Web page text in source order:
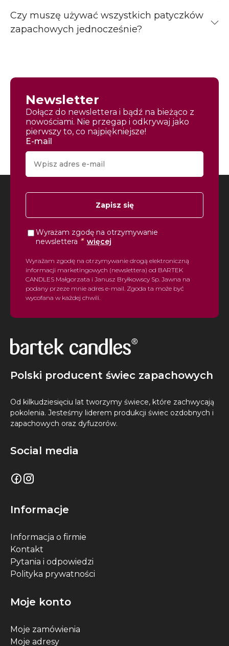
Czy muszę używać wszystkich patyczków
zapachowych jednocześnie?
Newsletter
Dołącz do newslettera i bądź na bieżąco z
nowościami. Nie przegap i odkrywaj jako
pierwszy to, co najpiękniejsze!
E-mail
Zapisz się
Wyrażam zgodę na otrzymywanie
newslettera * więcej
Wyrażam zgodę na otrzymywanie drogą elektroniczną
informacji marketingowych (newslettera) od BARTEK
CANDLES Małgorzata i Janusz Bryłkowscy Sp. Jawna na
podany przeze mnie adres e-mail. Zgoda ta może być
wycofana w każdej chwili.
Polski producent świec zapachowych
Od kilkudziesięciu lat tworzymy świece, które zachwycają
pokolenia. Jesteśmy liderem produkcji świec ozdobnych i
zapachowych oraz dyfuzorów.
Social media
Informacje
Informacja o firmie
Kontakt
Pytania i odpowiedzi
Polityka prywatności
Moje konto
Moje zamówienia
Moje adresy